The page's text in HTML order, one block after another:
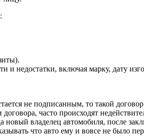
и недостатки, включая марку, дату
не подписанным, то такой
часто происходят
новый владелец автомобиля, после
что авто ему и вовсе не было